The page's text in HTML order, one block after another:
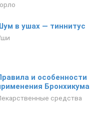
в ушах — тиннитус
и особенности
Бронхикума
средства